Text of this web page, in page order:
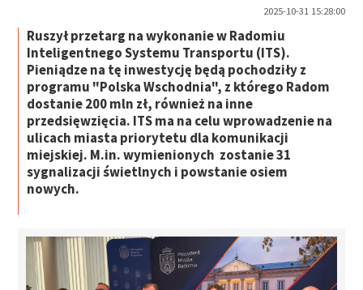
2025-10-31 15:28:00
Ruszył przetarg na wykonanie w Radomiu
Inteligentnego Systemu Transportu (ITS).
Pieniądze na tę inwestycję będą pochodziły z
programu "Polska Wschodnia", z którego Radom
dostanie 200 mln zł, również na inne
przedsięwzięcia. ITS ma na celu wprowadzenie na
ulicach miasta priorytetu dla komunikacji
miejskiej. M.in. wymienionych zostanie 31
sygnalizacji świetlnych i powstanie osiem
nowych.